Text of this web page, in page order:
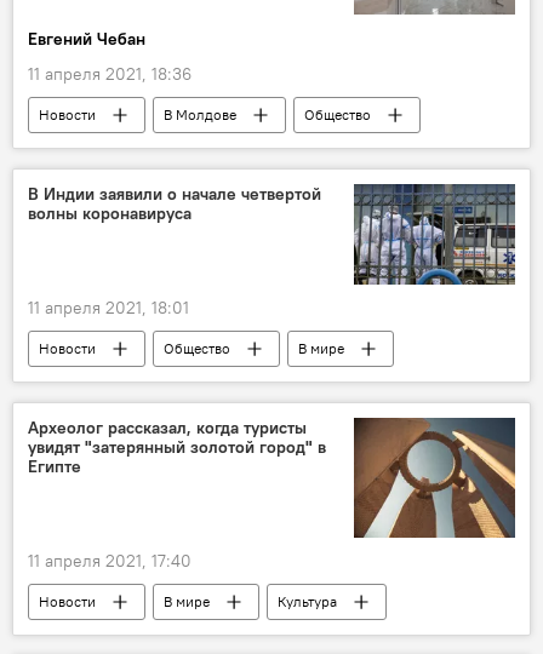
Евгений Чебан
11 апреля 2021, 18:36
Новости В Молдове
Общество
Коронавирус
В Индии заявили о начале четвертой
волны коронавируса
11 апреля 2021, 18:01
Новости Общество
В мире
Коронавирус
Археолог рассказал, когда туристы
увидят "затерянный золотой город" в
Египте
11 апреля 2021, 17:40
Новости В мире Культура